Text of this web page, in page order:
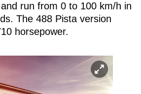
run from 0 to 100 km/h in
The 488 Pista version
horsepower.